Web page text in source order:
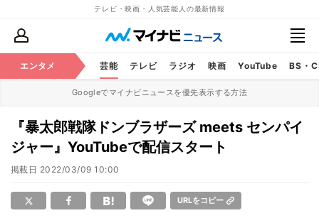
テレビ・映画・人気芸能人の最新情報
エンタメ 芸能 テレビ ラジオ 映画 YouTube BS・
Googleでマイナビニュースを優先表示する方法
『暴太郎戦隊ドンブラザーズ meets センパイ
ジャー』YouTubeで配信スタート
掲載日 2022/03/09 10:00
URLをコピー